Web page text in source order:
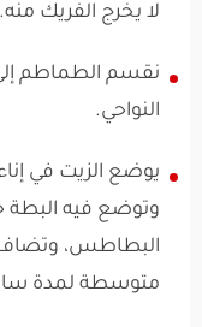
لا يخرج الفريك منه.
نقسم الطماطم
النواحي.
يوضع الزيت في
وتوضع فيه البطة
البطاطس، وتضاف
متوسطة لمدة